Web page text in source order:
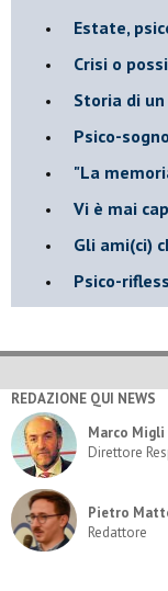
​Estate,
​Crisi o
​Storia di
​Psico-
"La
​Vi è mai
​Gli ami(ci)
Psico-
REDAZIONE QUI NEWS
Marco Migli
Direttore
Pietro
Redattore